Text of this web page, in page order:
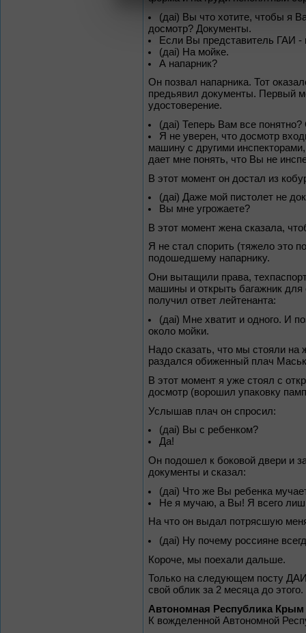
(даi) Вы что хотите, чтобы я
досмотр? Документы.
Если Вы представитель ГАИ -
(даi) На мойке.
А напарник?
Он позвал напарника. Тот
предьявил документы. Первый
удостоверение.
(даi) Теперь Вам все
Я не уверен, что досмотр
машину с другими
дает мне понять, что Вы не
В этот момент он достал из
(даi) Даже мой пистолет не
Вы мне угрожаете?
В этот момент жена сказала,
Я не стал спорить (тяжело это
подошедшему напарнику.
Они вытащили права,
машины и открыть багажник
получил ответ лейтенанта:
(даi) Мне хватит и одного. И
около мойки.
Надо сказать, что мы стояли на
раздался обиженный плач
В этот момент я уже стоял с
досмотр (ворошил упаковку
Услышав плач он спросил:
(даi) Вы с ребенком?
Да!
Он подошел к боковой двери и
документы и сказал:
(даi) Что же Вы ребенка
Не я мучаю, а Вы! Я всего
На что он выдал потрясшую
(даi) Ну почему россияне
Короче, мы поехали дальше.
Только на следующем посту
свой облик за 2 месяца до этого.
Автономная Республика Крым
К вожделенной Автономной